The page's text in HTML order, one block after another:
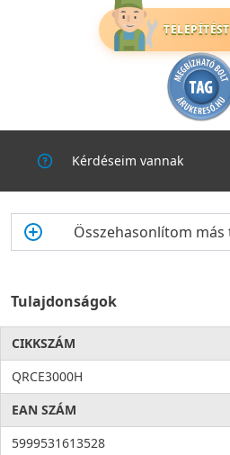
Kérdéseim vannak
Összehasonlítom
Tulajdonságok
CIKKSZÁM
QRCE3000H
EAN SZÁM
5999531613528